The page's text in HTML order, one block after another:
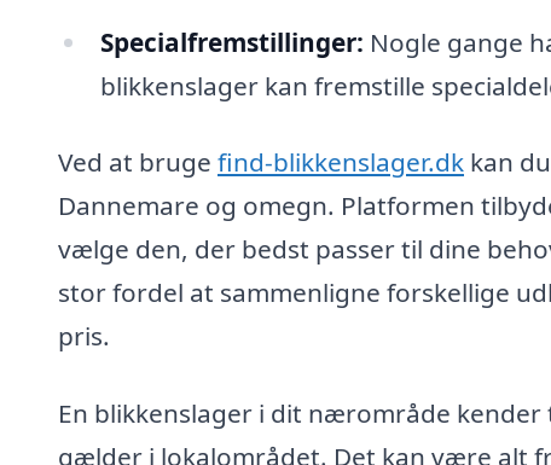
Specialfremstillinger: Nogle gange
blikkenslager kan fremstille
Ved at bruge find-blikkenslager.dk kan
Dannemare og omegn. Platformen
vælge den, der bedst passer til dine
stor fordel at sammenligne forskellige
pris.
En blikkenslager i dit nærområde
gælder i lokalområdet. Det kan være alt